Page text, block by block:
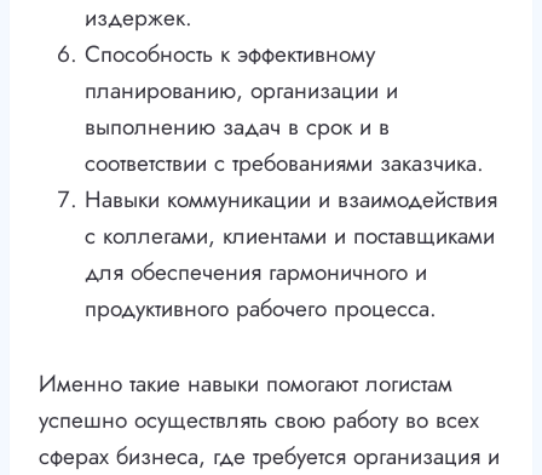
издержек.
Способность к эффективному
планированию, организации и
выполнению задач в срок и в
соответствии с требованиями заказчика.
Навыки коммуникации и взаимодействия
с коллегами, клиентами и поставщиками
для обеспечения гармоничного и
продуктивного рабочего процесса.
Именно такие навыки помогают логистам
успешно осуществлять свою работу во всех
сферах бизнеса, где требуется организация и